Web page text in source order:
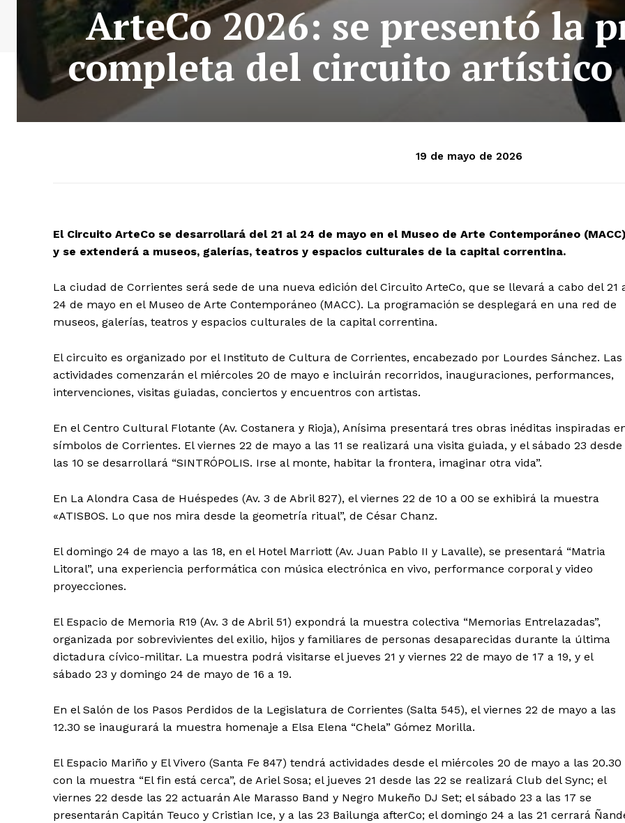
ArteCo 2026: se presentó la
completa del circuito artístico
19 de mayo de 2026
El Circuito ArteCo se desarrollará del 21 al 24 de mayo en el Museo de Arte Contemporáneo (MACC)
y se extenderá a museos, galerías, teatros y espacios culturales de la capital correntina.
La ciudad de Corrientes será sede de una nueva edición del Circuito ArteCo, que se llevará a cabo del 21
24 de mayo en el Museo de Arte Contemporáneo (MACC). La programación se desplegará en una red de
museos, galerías, teatros y espacios culturales de la capital correntina.
El circuito es organizado por el Instituto de Cultura de Corrientes, encabezado por Lourdes Sánchez. Las
actividades comenzarán el miércoles 20 de mayo e incluirán recorridos, inauguraciones, performances,
intervenciones, visitas guiadas, conciertos y encuentros con artistas.
En el Centro Cultural Flotante (Av. Costanera y Rioja), Anísima presentará tres obras inéditas inspiradas
símbolos de Corrientes. El viernes 22 de mayo a las 11 se realizará una visita guiada, y el sábado 23 desde
las 10 se desarrollará “SINTRÓPOLIS. Irse al monte, habitar la frontera, imaginar otra vida”.
En La Alondra Casa de Huéspedes (Av. 3 de Abril 827), el viernes 22 de 10 a 00 se exhibirá la muestra
«ATISBOS. Lo que nos mira desde la geometría ritual”, de César Chanz.
El domingo 24 de mayo a las 18, en el Hotel Marriott (Av. Juan Pablo II y Lavalle), se presentará “Matria
Litoral”, una experiencia performática con música electrónica en vivo, performance corporal y video
proyecciones.
El Espacio de Memoria R19 (Av. 3 de Abril 51) expondrá la muestra colectiva “Memorias Entrelazadas”,
organizada por sobrevivientes del exilio, hijos y familiares de personas desaparecidas durante la última
dictadura cívico-militar. La muestra podrá visitarse el jueves 21 y viernes 22 de mayo de 17 a 19, y el
sábado 23 y domingo 24 de mayo de 16 a 19.
En el Salón de los Pasos Perdidos de la Legislatura de Corrientes (Salta 545), el viernes 22 de mayo a las
12.30 se inaugurará la muestra homenaje a Elsa Elena “Chela” Gómez Morilla.
El Espacio Mariño y El Vivero (Santa Fe 847) tendrá actividades desde el miércoles 20 de mayo a las 20.30
con la muestra “El fin está cerca”, de Ariel Sosa; el jueves 21 desde las 22 se realizará Club del Sync; el
viernes 22 desde las 22 actuarán Ale Marasso Band y Negro Mukeño DJ Set; el sábado 23 a las 17 se
presentarán Capitán Teuco y Cristian Ice, y a las 23 Bailunga afterCo; el domingo 24 a las 21 cerrará